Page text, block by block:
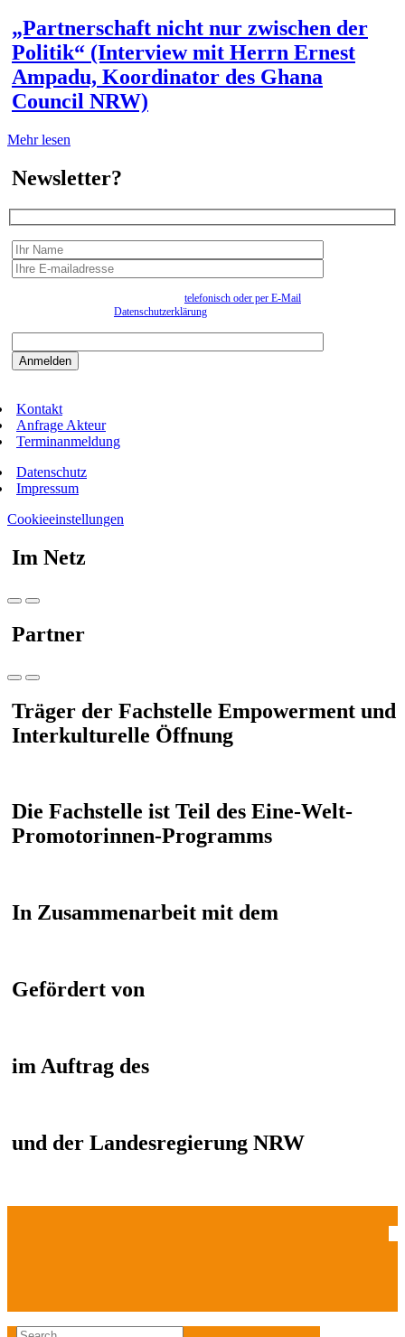
„Partnerschaft nicht nur zwischen der
Politik“ (Interview mit Herrn Ernest
Ampadu, Koordinator des Ghana
Council NRW)
Mehr lesen
Newsletter?
telefonisch oder per E-Mail
Datenschutzerklärung
Kontakt
Anfrage Akteur
Terminanmeldung
Datenschutz
Impressum
Cookieeinstellungen
Im Netz
Partner
Träger der Fachstelle Empowerment und
Interkulturelle Öffnung
Die Fachstelle ist Teil des Eine-Welt-
Promotorinnen-Programms
In Zusammenarbeit mit dem
Gefördert von
im Auftrag des
und der Landesregierung NRW